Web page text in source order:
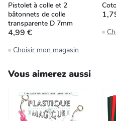
Pistolet à colle et 2
bâtonnets de colle
transparente D 7mm
4,99 €
Choisir mon magasin
Vous aimerez aussi